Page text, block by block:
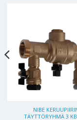
NIBE
TÄYTTÖRYHMÄ 3